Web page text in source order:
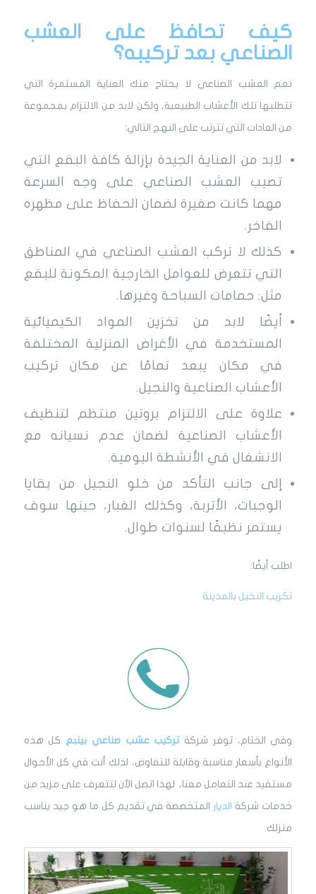
كيف تحافظ على العشب
الصناعي بعد تركيبه؟
نعم العشب الصناعي لا يحتاج منك العناية المستمرة التي
تتطلبها تلك الأعشاب الطبيعية، ولكن لابد من الالتزام بمجموعة
من العادات التي تترتب على النهج التالي:
لابد من العناية الجيدة بإزالة كافة البقع التي
تصيب العشب الصناعي على وجه السرعة
مهما كانت صغيرة لضمان الحفاظ على مظهره
الفاخر.
كذلك لا تركب العشب الصناعي في المناطق
التي تتعرض للعوامل الخارجية المكونة للبقع
مثل: حمامات السباحة وغيرها.
أيضًا لابد من تخزين المواد الكيميائية
المستخدمة في الأغراض المنزلية المختلفة
في مكان يبعد تمامًا عن مكان تركيب
الأعشاب الصناعية والنجيل.
علاوة على الالتزام بروتين منتظم لتنظيف
الأعشاب الصناعية لضمان عدم نسيانه مع
الانشغال في الأنشطة اليومية.
إلى جانب التأكد من خلو النجيل من بقايا
الوجبات، الأتربة، وكذلك الغبار، حينها سوف
يستمر نظيفًا لسنوات طوال.
اطلب أيضًا:
تكريب النخيل بالمدينة
وفي الختام، توفر شركةتركيب عشب صناعي بينبع كل هذه
الأنواع بأسعار مناسبة وقابلة للتفاوض، لذلك أنت في كل الأحوال
مستفيد عند التعامل معنا، لهذا اتصل الآن لتتعرف على مزيد من
خدمات شركة الديار المتخصصة في تقديم كل ما هو جيد يناسب
منزلك.